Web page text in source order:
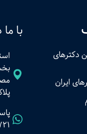
دکترهای
ایران
با
پلاک: 0.0،